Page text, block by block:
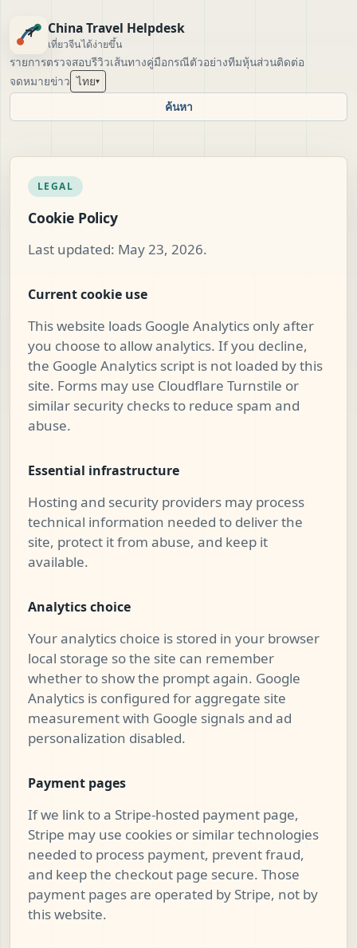
China Travel Helpdesk
เที่ยวจีนได้ง่ายขึ้น
รายการตรวจสอบรีวิวเส้นทางคู่มือกรณีตัวอย่างทีมหุ้นส่วนติดต่อ
จดหมายข่าว ไทย▾
ค้นหา
LEGAL
Cookie Policy
Last updated: May 23, 2026.
Current cookie use
This website loads Google Analytics only after
you choose to allow analytics. If you decline,
the Google Analytics script is not loaded by this
site. Forms may use Cloudflare Turnstile or
similar security checks to reduce spam and
abuse.
Essential infrastructure
Hosting and security providers may process
technical information needed to deliver the
site, protect it from abuse, and keep it
available.
Analytics choice
Your analytics choice is stored in your browser
local storage so the site can remember
whether to show the prompt again. Google
Analytics is configured for aggregate site
measurement with Google signals and ad
personalization disabled.
Payment pages
If we link to a Stripe-hosted payment page,
Stripe may use cookies or similar technologies
needed to process payment, prevent fraud,
and keep the checkout page secure. Those
payment pages are operated by Stripe, not by
this website.